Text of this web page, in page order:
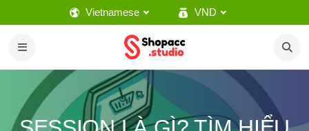
Vietnamese VND